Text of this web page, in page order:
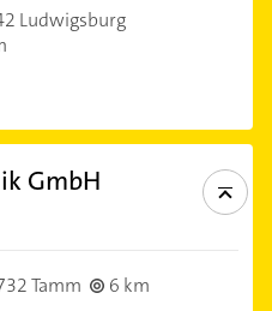
Ludwigsburg
GmbH
Tamm 6 km